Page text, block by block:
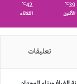
39
℃
الأثنين
42
℃
الثلاثاء
تعليقات